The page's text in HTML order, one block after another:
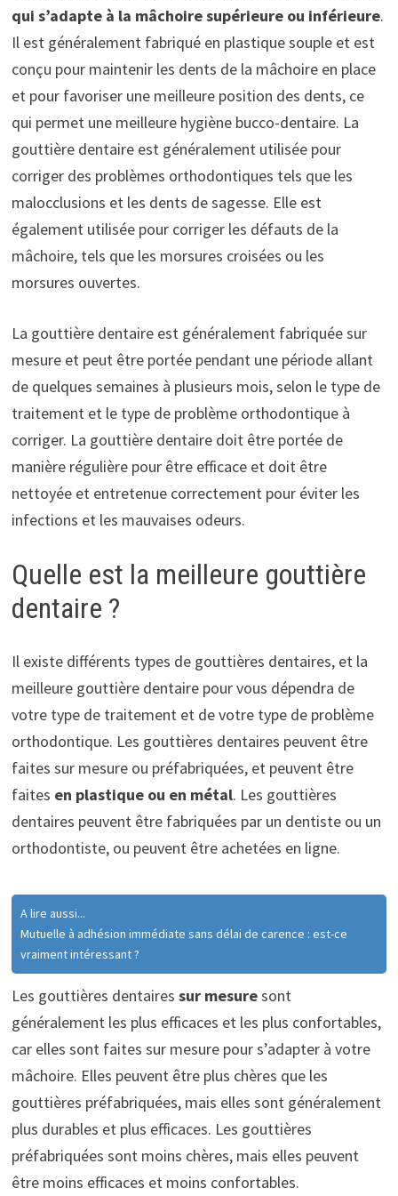
qui s’adapte à la mâchoire supérieure ou inférieure.
Il est généralement fabriqué en plastique souple et est
conçu pour maintenir les dents de la mâchoire en place
et pour favoriser une meilleure position des dents, ce
qui permet une meilleure hygiène bucco-dentaire. La
gouttière dentaire est généralement utilisée pour
corriger des problèmes orthodontiques tels que les
malocclusions et les dents de sagesse. Elle est
également utilisée pour corriger les défauts de la
mâchoire, tels que les morsures croisées ou les
morsures ouvertes.
La gouttière dentaire est généralement fabriquée sur
mesure et peut être portée pendant une période allant
de quelques semaines à plusieurs mois, selon le type de
traitement et le type de problème orthodontique à
corriger. La gouttière dentaire doit être portée de
manière régulière pour être efficace et doit être
nettoyée et entretenue correctement pour éviter les
infections et les mauvaises odeurs.
Quelle est la meilleure gouttière
dentaire ?
Il existe différents types de gouttières dentaires, et la
meilleure gouttière dentaire pour vous dépendra de
votre type de traitement et de votre type de problème
orthodontique. Les gouttières dentaires peuvent être
faites sur mesure ou préfabriquées, et peuvent être
faites en plastique ou en métal. Les gouttières
dentaires peuvent être fabriquées par un dentiste ou un
orthodontiste, ou peuvent être achetées en ligne.
A lire aussi...
Mutuelle à adhésion immédiate sans délai de carence : est-ce
vraiment intéressant ?
Les gouttières dentaires sur mesuresont
généralement les plus efficaces et les plus confortables,
car elles sont faites sur mesure pour s’adapter à votre
mâchoire. Elles peuvent être plus chères que les
gouttières préfabriquées, mais elles sont généralement
plus durables et plus efficaces. Les gouttières
préfabriquées sont moins chères, mais elles peuvent
être moins efficaces et moins confortables.